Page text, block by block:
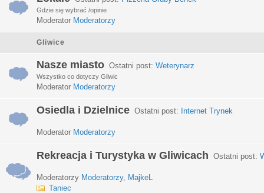
Gdzie się wybrać /opinie
Moderator Moderatorzy
Gliwice
Nasze miasto Ostatni post: Weterynarz
Wszystko co dotyczy Gliwic
Moderator Moderatorzy
Osiedla i Dzielnice Ostatni post: Internet Trynek
Moderator Moderatorzy
Rekreacja i Turystyka w Gliwicach Ostatni post:
Moderatorzy Moderatorzy, MajkeL
Taniec